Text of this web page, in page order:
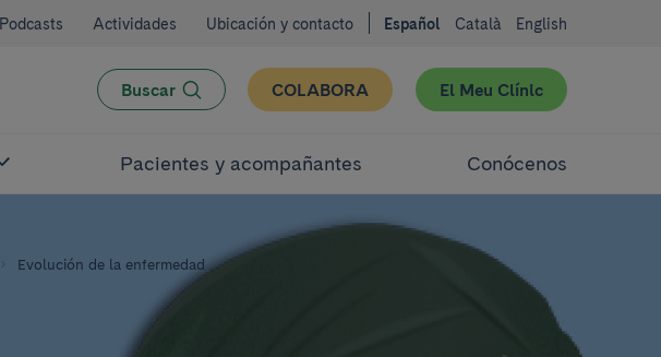
Podcasts Actividades Ubicación y contacto Español Català English
Buscar COLABORA El Meu Clínic
Pacientes y acompañantes Conócenos
Evolución de la enfermedad